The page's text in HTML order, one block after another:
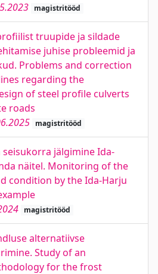
magistritööd
truupide ja sildade
juhise probleemid ja
Problems and correction
regarding the
of steel profile culverts
roads
magistritööd
seisukorra jälgimine Ida-
näitel. Monitoring of the
condition by the Ida-Harju
magistritööd
alternatiivse
Study of an
for the frost